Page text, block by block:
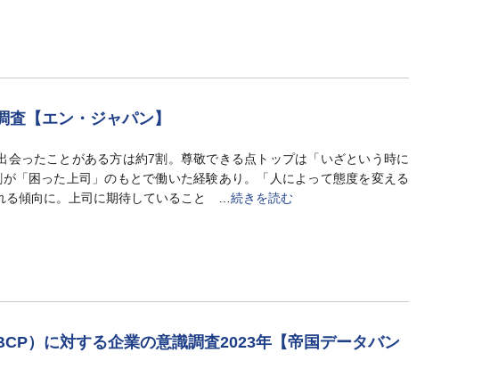
査【エン・ジャパン】
会ったことがある方は約7割。尊敬できる点トップは「いざという時に
「困った上司」のもとで働いた経験あり。「人によって態度を変える
る傾向に。上司に期待していること …続きを読む
）に対する企業の意識調査2023年【帝国データバン